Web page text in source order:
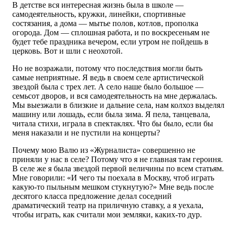
В детстве вся интересная жизнь была в школе —
самодеятельность, кружки, линейки, спортивные
состязания, а дома — мытье полов, котлов, прополка
огорода. Дом — сплошная работа, и по воскресеньям не
будет тебе праздника вечером, если утром не пойдешь в
церковь. Вот и шли с неохотой.
Но не возражали, потому что последствия могли быть
самые неприятные. Я ведь в своем селе артистической
звездой была с трех лет. А село наше было большое —
семьсот дворов, и вся самодеятельность на мне держалась.
Мы выезжали в близкие и дальние села, нам колхоз выделял
машину или лошадь, если была зима. Я пела, танцевала,
читала стихи, играла в спектаклях. Что бы было, если бы
меня наказали и не пустили на концерты?
Почему мою Валю из «Журналиста» совершенно не
приняли у нас в селе? Потому что я не главная там героиня.
В селе же я была звездой первой величины по всем статьям.
Мне говорили: «И чего ты поехала в Москву, чтоб играть
какую-то пыльным мешком стукнутую?» Мне ведь после
десятого класса предложение делал соседний
драматический театр на приличную ставку, а я уехала,
чтобы играть, как считали мои земляки, каких-то дур.